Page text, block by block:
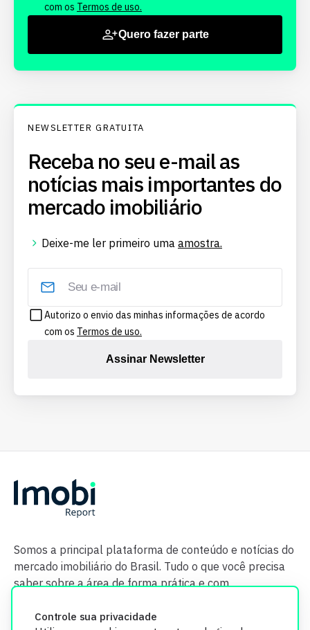
Controle sua privacidade
com os Termos de uso.
Quero fazer parte
NEWSLETTER GRATUITA
Receba no seu e-mail as
notícias mais importantes do
mercado imobiliário
Deixe-me ler primeiro uma amostra.
Autorizo o envio das minhas informações de acordo
com os Termos de uso.
Assinar Newsletter
Somos a principal plataforma de conteúdo e notícias do
mercado imobiliário do Brasil. Tudo o que você precisa
saber sobre a área de forma prática e com